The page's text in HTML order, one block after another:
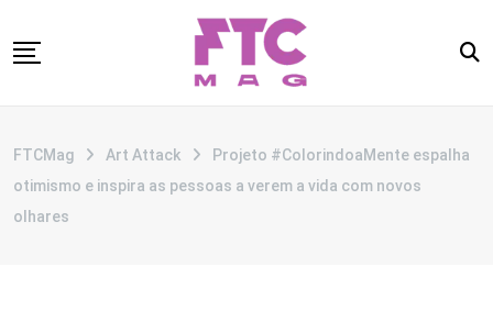
to
CATEGORIAS
ANUNCIE
FTCMag Art Attack
Projeto #ColorindoaMente espalha
otimismo e inspira as pessoas a verem a vida com novos
olhares